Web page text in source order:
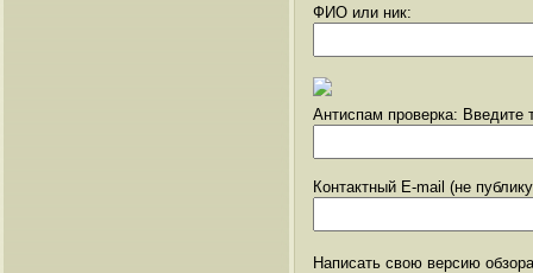
ФИО или ник:
Антиспам проверка: Введите
Контактный E-mail (не
Написать свою версию